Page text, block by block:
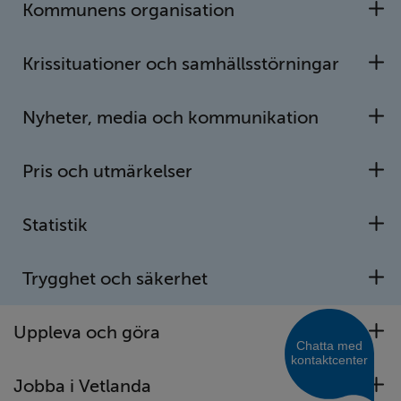
Kommunens organisation
Krissituationer och samhällsstörningar
Nyheter, media och kommunikation
Pris och utmärkelser
Statistik
Trygghet och säkerhet
Uppleva och göra
Jobba i Vetlanda
SOCIALA MEDIER
Instagram Vetlanda kommun
Länk till annan webbplats.
Instagram Vänliga Vetlanda
Länk till annan webbplats.